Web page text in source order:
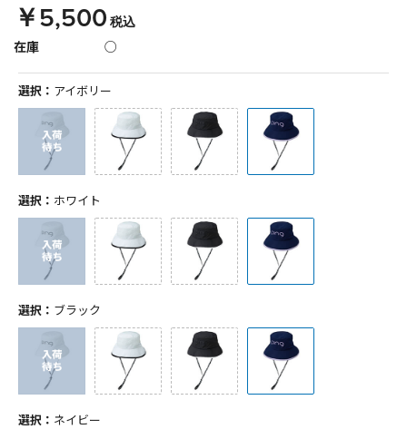
￥5,500税込
在庫 ○
選択： アイボリー
選択： ホワイト
選択： ブラック
選択： ネイビー